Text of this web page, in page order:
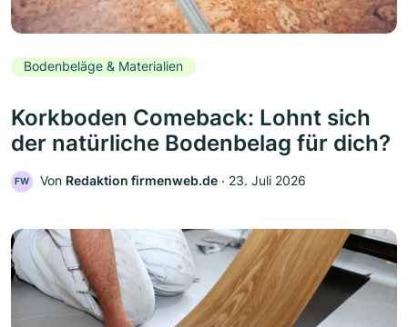
Bodenbeläge & Materialien
Korkboden Comeback: Lohnt sich
der natürliche Bodenbelag für dich?
FW Von Redaktion firmenweb.de ‧ 23. Juli 2026